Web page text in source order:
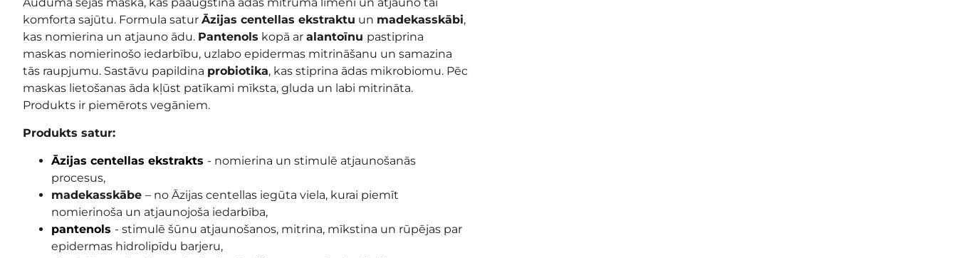
komforta sajūtu. Formula satur Āzijas centellas ekstraktu un madekasskābi,
kas nomierina un atjauno ādu. Pantenols kopā ar alantoīnu pastiprina
maskas nomierinošo iedarbību, uzlabo epidermas mitrināšanu un samazina
tās raupjumu. Sastāvu papildina probiotika, kas stiprina ādas mikrobiomu. Pēc
maskas lietošanas āda kļūst patīkami mīksta, gluda un labi mitrināta.
Produkts ir piemērots vegāniem.
Produkts satur:
Āzijas centellas ekstrakts - nomierina un stimulē atjaunošanās
procesus,
madekasskābe – no Āzijas centellas iegūta viela, kurai piemīt
nomierinoša un atjaunojoša iedarbība,
pantenols - stimulē šūnu atjaunošanos, mitrina, mīkstina un rūpējas par
epidermas hidrolipīdu barjeru,